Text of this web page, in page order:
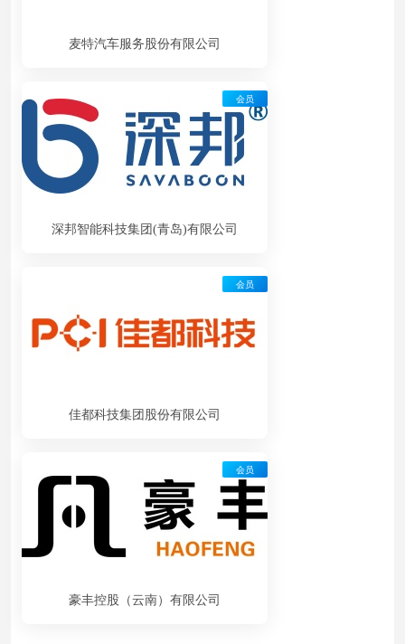
麦特汽车服务股份有限公司
深邦智能科技集团(青岛)有限公司
会员
佳都科技集团股份有限公司
会员
豪丰控股（云南）有限公司
会员